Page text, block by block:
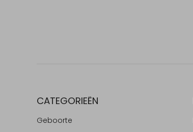
CATEGORIEËN
Geboorte